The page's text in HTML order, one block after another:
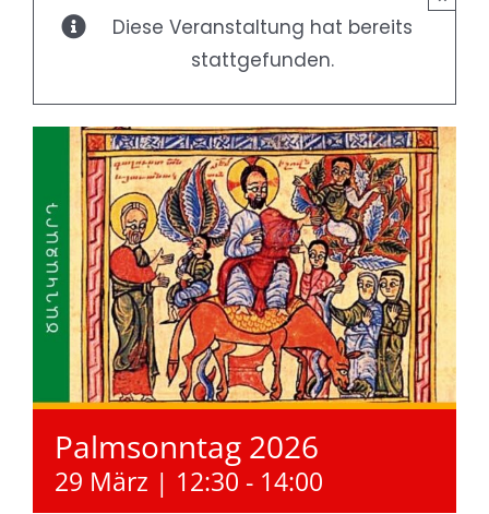
Diese Veranstaltung hat bereits
stattgefunden.
Palmsonntag 2026
29 März | 12:30 - 14:00